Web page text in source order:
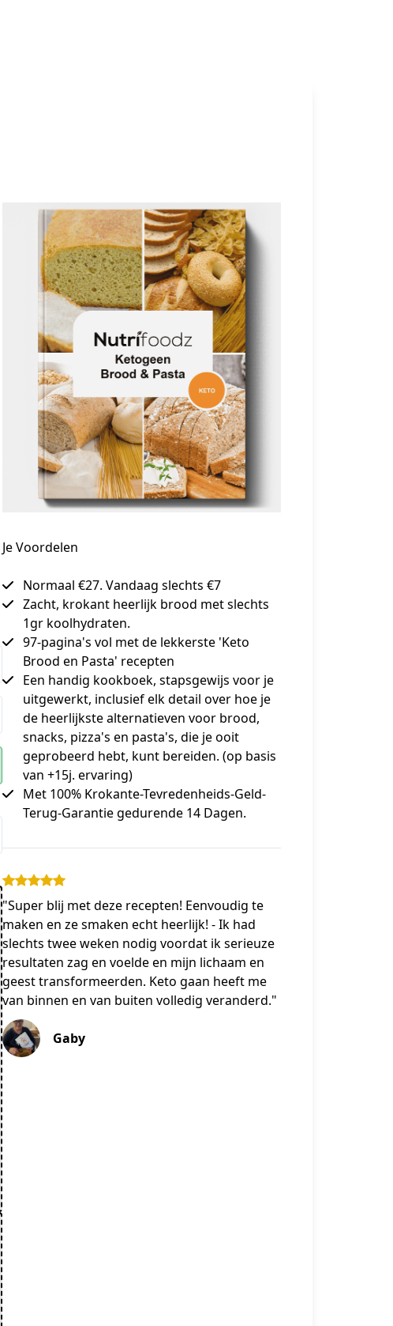
Je Voordelen
Normaal €27. Vandaag slechts €7
Zacht, krokant heerlijk brood met slechts
1gr koolhydraten.
97-pagina's vol met de lekkerste 'Keto
Brood en Pasta' recepten
Een handig kookboek, stapsgewijs voor je
uitgewerkt, inclusief elk detail over hoe je
de heerlijkste alternatieven voor brood,
snacks, pizza's en pasta's, die je ooit
geprobeerd hebt, kunt bereiden. (op basis
van +15j. ervaring)
Met 100% Krokante-Tevredenheids-Geld-
Terug-Garantie gedurende 14 Dagen.
"Super blij met deze recepten! Eenvoudig te
maken en ze smaken echt heerlijk! - Ik had
slechts twee weken nodig voordat ik serieuze
resultaten zag en voelde en mijn lichaam en
geest transformeerden. Keto gaan heeft me
van binnen en van buiten volledig veranderd."
Gaby